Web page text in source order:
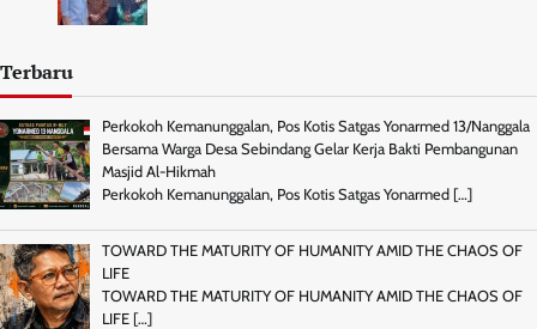
Terbaru
Perkokoh Kemanunggalan, Pos Kotis Satgas Yonarmed 13/Nanggala
Bersama Warga Desa Sebindang Gelar Kerja Bakti Pembangunan
Masjid Al-Hikmah
Perkokoh Kemanunggalan, Pos Kotis Satgas Yonarmed […]
TOWARD THE MATURITY OF HUMANITY AMID THE CHAOS OF
LIFE
TOWARD THE MATURITY OF HUMANITY AMID THE CHAOS OF
LIFE […]